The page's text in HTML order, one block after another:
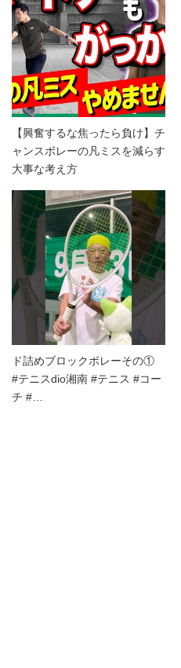
【興奮するな焦ったら負け】チ
ャンスボレーの凡ミスを減らす
大事な考え方
ド詰めブロックボレーその①
#テニスdio湘南 #テニス #コー
チ #…